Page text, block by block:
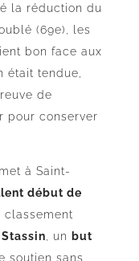
la réduction du
(69e), les
bon face aux
était tendue,
de
pour conserver
à Saint-
début de
, un but
soutien sans